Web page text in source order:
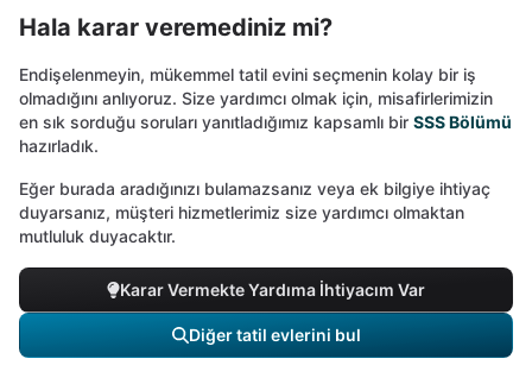
Hala karar veremediniz mi?
Endişelenmeyin, mükemmel tatil evini seçmenin kolay bir iş
olmadığını anlıyoruz. Size yardımcı olmak için, misafirlerimizin
en sık sorduğu soruları yanıtladığımız kapsamlı bir SSS Bölümü
hazırladık.
Eğer burada aradığınızı bulamazsanız veya ek bilgiye ihtiyaç
duyarsanız, müşteri hizmetlerimiz size yardımcı olmaktan
mutluluk duyacaktır.
Karar Vermekte Yardıma İhtiyacım Var
Diğer tatil evlerini bul